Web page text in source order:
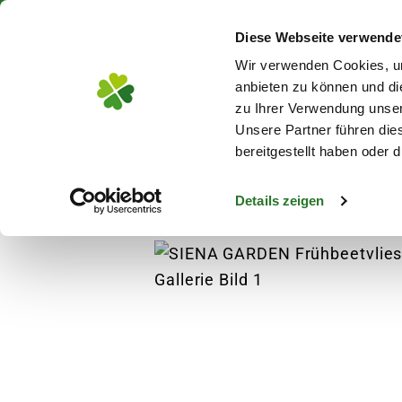
Diese Webseite
Wir verwenden Cookies,
anbieten zu können und
zu Ihrer Verwendung
Unsere Partner führen
bereitgestellt haben oder
Details zeigen
Blumen
Pflanzen Gehölze Blütengehölze